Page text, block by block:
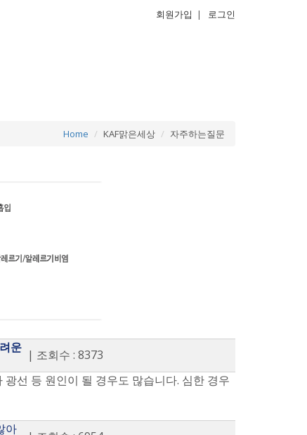
회원가입 | 로그인
Home KAF맑은세상 자주하는질문
운 | 조회수 : 8373
선 등 원인이 될 경우도 많습니다. 심한 경우
아